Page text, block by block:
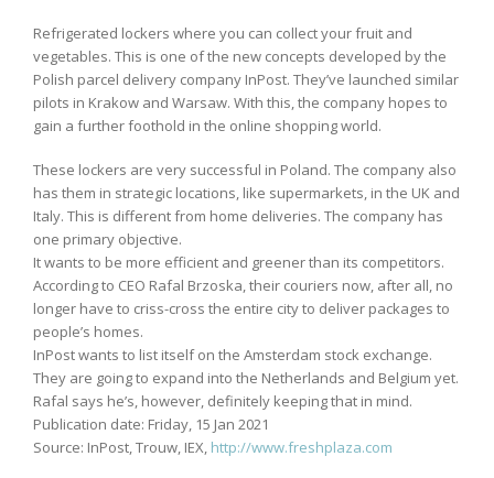
Refrigerated lockers where you can collect your fruit and
vegetables. This is one of the new concepts developed by the
Polish parcel delivery company InPost. They’ve launched similar
pilots in Krakow and Warsaw. With this, the company hopes to
gain a further foothold in the online shopping world.
These lockers are very successful in Poland. The company also
has them in strategic locations, like supermarkets, in the UK and
Italy. This is different from home deliveries. The company has
one primary objective.
It wants to be more efficient and greener than its competitors.
According to CEO Rafal Brzoska, their couriers now, after all, no
longer have to criss-cross the entire city to deliver packages to
people’s homes.
InPost wants to list itself on the Amsterdam stock exchange.
They are going to expand into the Netherlands and Belgium yet.
Rafal says he’s, however, definitely keeping that in mind.
Publication date: Friday, 15 Jan 2021
Source: InPost, Trouw, IEX, http://www.freshplaza.com